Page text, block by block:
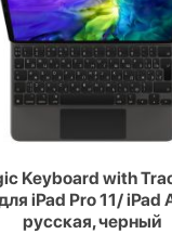
Keyboard with
iPad Pro 11/ iPad
русская, черный